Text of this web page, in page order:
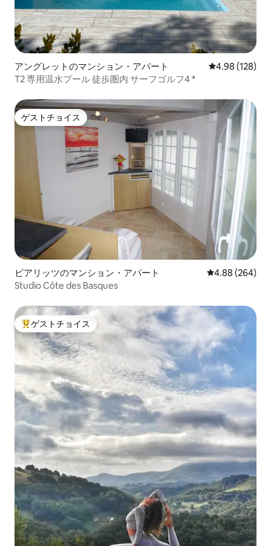
アングレットのマンション・アパート レビュー128
4.98 (128)
T2 専用温水プール 徒歩圏内 サーフゴルフ4 *
ゲストチョイス
ゲストチョイス
ビアリッツのマンション・アパート レビュー264
4.88 (264)
Studio Côte des Basques
大好評のゲストチョイスです。
ゲストチョイス